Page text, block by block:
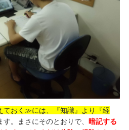
おく≫には、『知識』より『経
。まさにそのとおりで、 暗記する